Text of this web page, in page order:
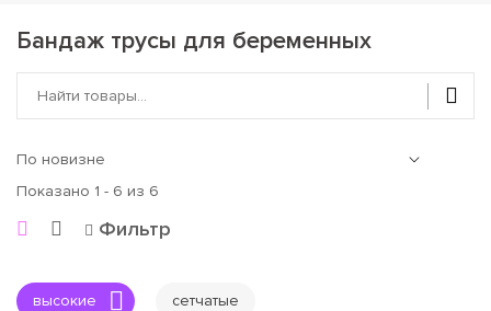
Бандаж трусы для беременных
Показано 1 - 6 из 6
Фильтр
высокие сетчатые